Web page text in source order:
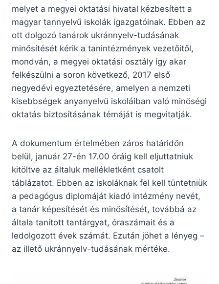
melyet a megyei oktatási hivatal kézbesített a
magyar tannyelvű iskolák igazgatóinak. Ebben az
ott dolgozó tanárok ukránnyelv-tudásának
minősítését kérik a tanintézmények vezetőitől,
mondván, a megyei oktatási osztály így akar
felkészülni a soron következő, 2017 első
negyedévi egyeztetésére, amelyen a nemzeti
kisebbségek anyanyelvű iskoláiban való minőségi
oktatás biztosításának témáját is megvitatják.
A dokumentum értelmében záros határidőn
belül, január 27-én 17.00 óráig kell eljuttatniuk
kitöltve az általuk mellékletként csatolt
táblázatot. Ebben az iskoláknak fel kell tüntetniük
a pedagógus diplomáját kiadó intézmény nevét,
a tanár képesítését és minősítését, továbbá az
általa tanított tantárgyat, óraszámait és a
ledolgozott évek számát. Ezután jöhet a lényeg –
az illető ukránnyelv-tudásának mértéke.